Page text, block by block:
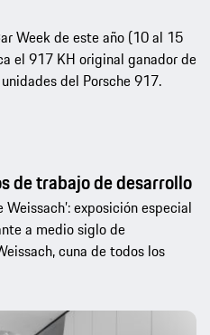
Week de este año (10 al 15
el 917 KH original ganador de
del Porsche 917.
de trabajo de desarrollo
exposición especial
a medio siglo de
cuna de todos los